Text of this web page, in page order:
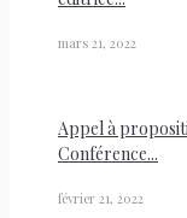
mars 21, 2022
Appel à
Conférence...
février 21, 2022